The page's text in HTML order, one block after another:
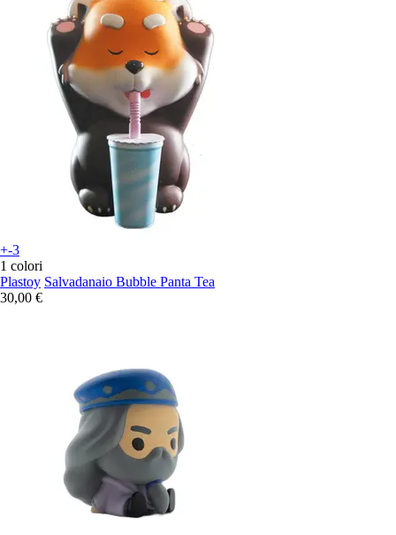
+-3
1 colori
Plastoy Salvadanaio Bubble Panta Tea
30,00 €